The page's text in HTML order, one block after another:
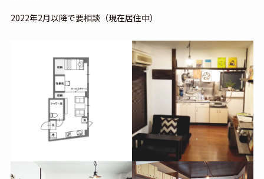
2022年2月以降で要相談（現在居住中）